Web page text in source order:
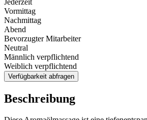
Vormittag
Nachmittag
Abend
Bevorzugter Mitarbeiter
Neutral
Männlich verpflichtend
Weiblich verpflichtend
Verfügbarkeit abfragen
Beschreibung